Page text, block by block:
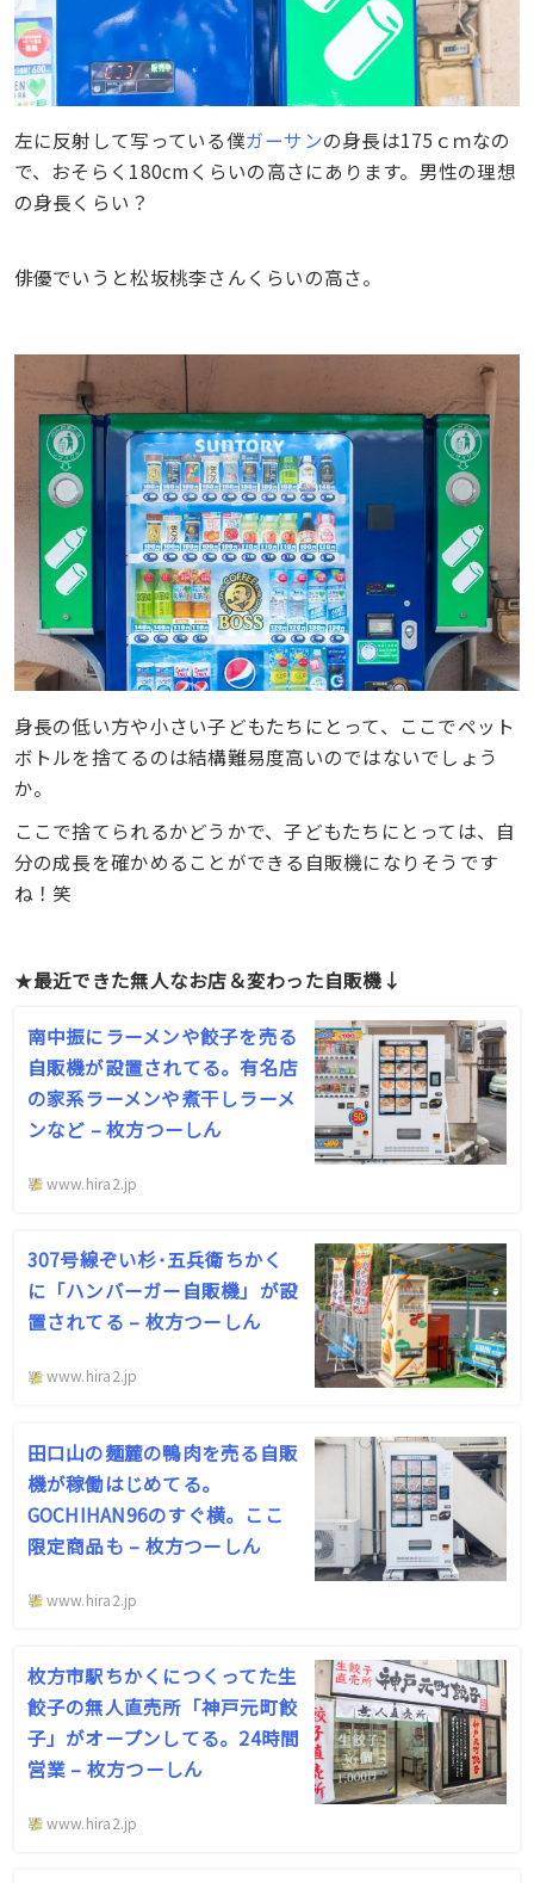
左に反射して写っている僕ガーサンの身長は175ｃｍなの
で、おそらく180cmくらいの高さにあります。男性の理想
の身長くらい？
俳優でいうと松坂桃李さんくらいの高さ。
身長の低い方や小さい子どもたちにとって、ここでペット
ボトルを捨てるのは結構難易度高いのではないでしょう
か。
ここで捨てられるかどうかで、子どもたちにとっては、自
分の成長を確かめることができる自販機になりそうです
ね！笑
★最近できた無人なお店＆変わった自販機↓
南中振にラーメンや餃子を売る
自販機が設置されてる。有名店
の家系ラーメンや煮干しラーメ
ンなど – 枚方つーしん
www.hira2.jp
307号線ぞい杉･五兵衛ちかく
に「ハンバーガー自販機」が設
置されてる – 枚方つーしん
www.hira2.jp
田口山の麺麓の鴨肉を売る自販
機が稼働はじめてる。
GOCHIHAN96のすぐ横。ここ
限定商品も – 枚方つーしん
www.hira2.jp
枚方市駅ちかくにつくってた生
餃子の無人直売所「神戸元町餃
子」がオープンしてる。24時間
営業 – 枚方つーしん
www.hira2.jp